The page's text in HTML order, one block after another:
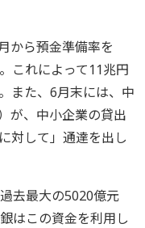
から預金準備率を
これによって11兆円
また、6月末には、中
が、中小企業の貸出
対して」通達を出し
去最大の5020億元
はこの資金を利用し